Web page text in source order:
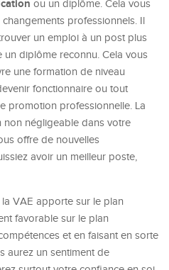
ou un diplôme. Cela vous
professionnels. Il
un emploi à un post plus
diplôme reconnu. Cela vous
une formation de niveau
fonctionnaire ou tout
promotion professionnelle. La
non négligeable dans votre
offre de nouvelles
avoir un meilleur poste,
VAE apporte sur le plan
favorable sur le plan
et en faisant en sorte
aurez un sentiment de